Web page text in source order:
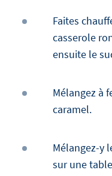
Faites
casserole
ensuite le
Mélangez à
caramel.
Mélangez-y
sur une